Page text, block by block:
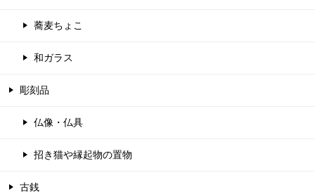
蕎麦ちょこ
和ガラス
彫刻品
仏像・仏具
招き猫や縁起物の置物
古銭